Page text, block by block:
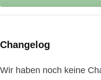
Changelog
Wir haben noch keine